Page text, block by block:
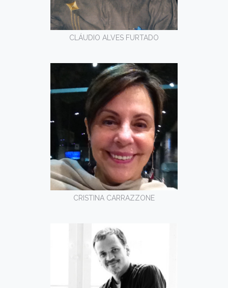
CLÁUDIO ALVES FURTADO
CRISTINA CARRAZZONE